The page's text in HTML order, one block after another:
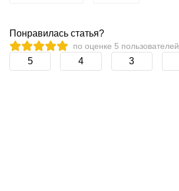
Понравилась статья?
по оценке 5 пользователей
5 4 3